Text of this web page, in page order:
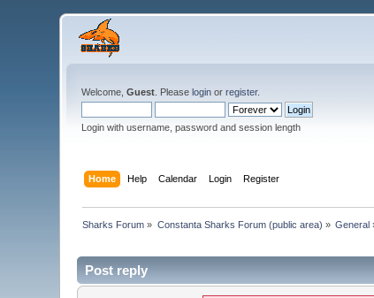
Welcome,Guest . Pleaselogin orregister.
Login with username, password and session length
Home Help Calendar Login Register
Sharks Forum » Constanta Sharks Forum (public area) » General
Post reply